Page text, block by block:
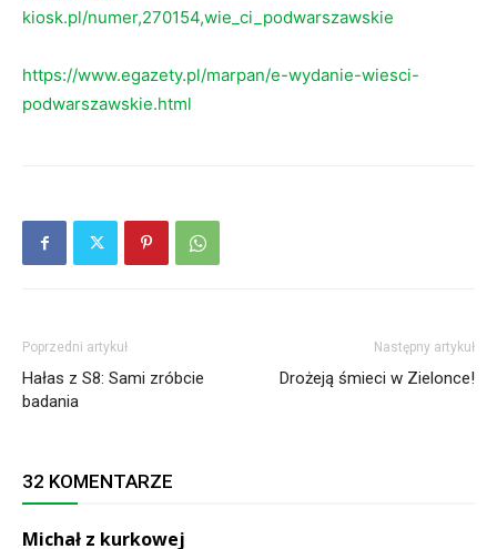
kiosk.pl/numer,270154,wie_ci_podwarszawskie
https://www.egazety.pl/marpan/e-wydanie-wiesci-
podwarszawskie.html
Poprzedni artykuł
Hałas z S8: Sami zróbcie
badania
Następny artykuł
Drożeją śmieci w Zielonce!
32 KOMENTARZE
Michał z kurkowej